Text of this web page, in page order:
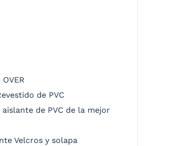
de PVC
de PVC de la mejor
Velcros y solapa